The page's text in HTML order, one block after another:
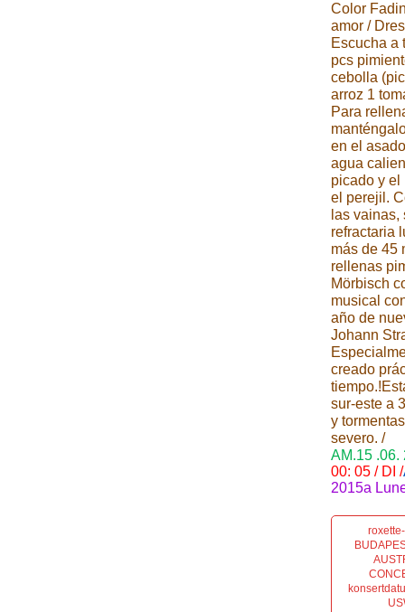
Color
amor /
Escucha a
pcs
cebolla
arroz 1
Para
en el
agua
picado y el
el perejil.
las
refractaria
más de 45
rellenas
Mörbisch
musical
año de
Johann
creado
sur-este a
y
severo. /
AM.15 .06.
00: 05 / DI /
2015a